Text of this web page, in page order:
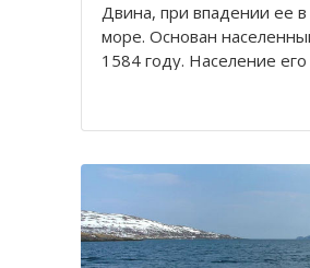
Двина, при впадении ее
море. Основан
1584 году. Население его
порт. На территории
расположено Вологодское